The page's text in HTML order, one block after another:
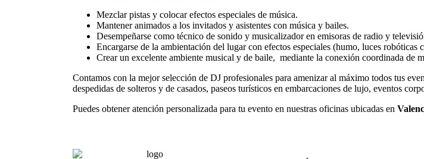
Mezclar pistas y colocar efectos especiales de música.
Mantener animados a los invitados y asistentes con música y bailes.
Desempeñarse como técnico de sonido y musicalizador en emisoras de radio y
Encargarse de la ambientación del lugar con efectos especiales (humo, luces
Crear un excelente ambiente musical y de baile, mediante la conexión coordinada de
Contamos con la mejor selección de DJ profesionales para amenizar al máximo todos tus
despedidas de solteros y de casados, paseos turísticos en embarcaciones de lujo, eventos
Puedes obtener atención personalizada para tu evento en nuestras oficinas ubicadas en